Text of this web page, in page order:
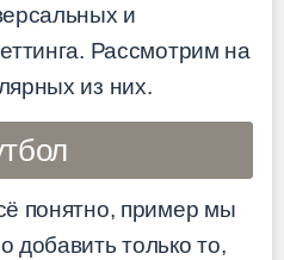
и
Рассмотрим на
из них.
понятно, пример мы
только то,